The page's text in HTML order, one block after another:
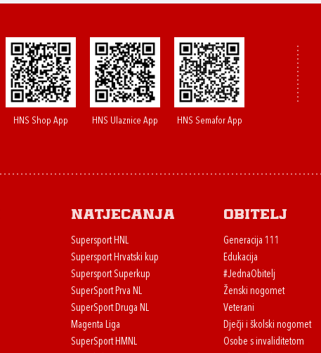
HNS Shop App HNS Ulaznice App HNS Semafor App
Natjecanja
Supersport HNL
Supersport Hrvatski kup
Supersport Superkup
SuperSport Prva NL
SuperSport Druga NL
Magenta Liga
SuperSport HMNL
Obitelj
Generacija 111
Edukacija
#JednaObitelj
Ženski nogomet
Veterani
Dječji i školski nogomet
Osobe s invaliditetom